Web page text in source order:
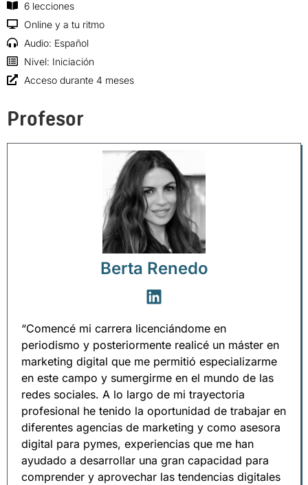
6 lecciones
Online y a tu ritmo
Audio: Español
Nivel: Iniciación
Acceso durante 4 meses
Profesor
Berta Renedo
“Comencé mi carrera licenciándome en
periodismo y posteriormente realicé un máster en
marketing digital que me permitió especializarme
en este campo y sumergirme en el mundo de las
redes sociales. A lo largo de mi trayectoria
profesional he tenido la oportunidad de trabajar en
diferentes agencias de marketing y como asesora
digital para pymes, experiencias que me han
ayudado a desarrollar una gran capacidad para
comprender y aprovechar las tendencias digitales